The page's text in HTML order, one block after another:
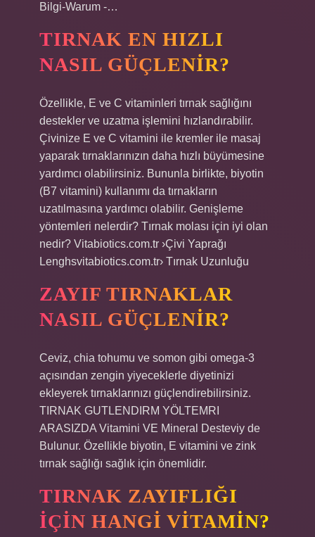
Bilgi-Warum -…
TIRNAK EN HIZLI
NASIL GÜÇLENIR?
Özellikle, E ve C vitaminleri tırnak sağlığını
destekler ve uzatma işlemini hızlandırabilir.
Çivinize E ve C vitamini ile kremler ile masaj
yaparak tırnaklarınızın daha hızlı büyümesine
yardımcı olabilirsiniz. Bununla birlikte, biyotin
(B7 vitamini) kullanımı da tırnakların
uzatılmasına yardımcı olabilir. Genişleme
yöntemleri nelerdir? Tırnak molası için iyi olan
nedir? Vitabiotics.com.tr ›Çivi Yaprağı
Lenghsvitabiotics.com.tr› Tırnak Uzunluğu
ZAYIF TIRNAKLAR
NASIL GÜÇLENIR?
Ceviz, chia tohumu ve somon gibi omega-3
açısından zengin yiyeceklerle diyetinizi
ekleyerek tırnaklarınızı güçlendirebilirsiniz.
TIRNAK GUTLENDIRM YÖLTEMRI
ARASIZDA Vitamini VE Mineral Desteviy de
Bulunur. Özellikle biyotin, E vitamini ve zink
tırnak sağlığı sağlık için önemlidir.
TIRNAK ZAYIFLIĞI
IÇIN HANGI VITAMIN?